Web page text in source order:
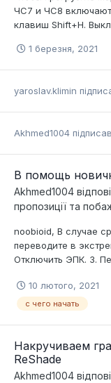
ЧС7 и ЧС8
клавиш Shift+H.
1 березня, 2021
yaroslav.klimin
Akhmed1004
В помощь
Akhmed1004
пропозиції та
noobioid, В случае
переводите в
Отключить ЭПК. 3.
10 лютого, 2021
с чего начать
Накручиваем
ReShade
Akhmed1004